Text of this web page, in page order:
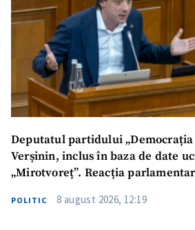
Trimite o informație
Deputatul partidului „Democrația
Verșinin, inclus în baza de date
„Mirotvoreț”. Reacția
POLITIC 8 august 2026, 12:19